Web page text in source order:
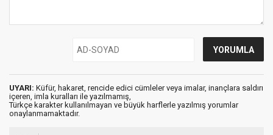
UYARI: Küfür, hakaret, rencide edici cümleler veya imalar, inançlara saldırı
içeren, imla kuralları ile yazılmamış,
Türkçe karakter kullanılmayan ve büyük harflerle yazılmış yorumlar
onaylanmamaktadır.